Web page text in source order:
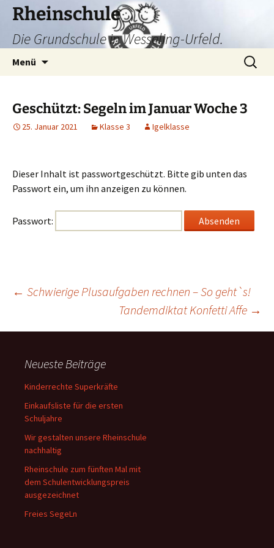
Zum
Inhalt
springen
Rheinschule
Die Grundschule in Wesseling-Urfeld.
Menü
Suchen
nach:
Geschützt: Segeln im Januar Woche 3
25. Januar 2021 Klasse 3 Igelklasse
Dieser Inhalt ist passwortgeschützt. Bitte gib unten das
Passwort ein, um ihn anzeigen zu können.
Passwort:
Beitragsnavigation
← Schwierige Plusaufgaben rechnen – So geht`s!
Tandemdiktat Konfetti Affe →
Neueste Beiträge
Kinderrechte Superkräfte
Einkaufsliste für die ersten
Schuljahre
Wir gestalten unsere Rheinschule
nachhaltig
Rheinschule zum fünften Mal mit
dem Schulentwicklungspreis
ausgezeichnet
Freies SegeLn